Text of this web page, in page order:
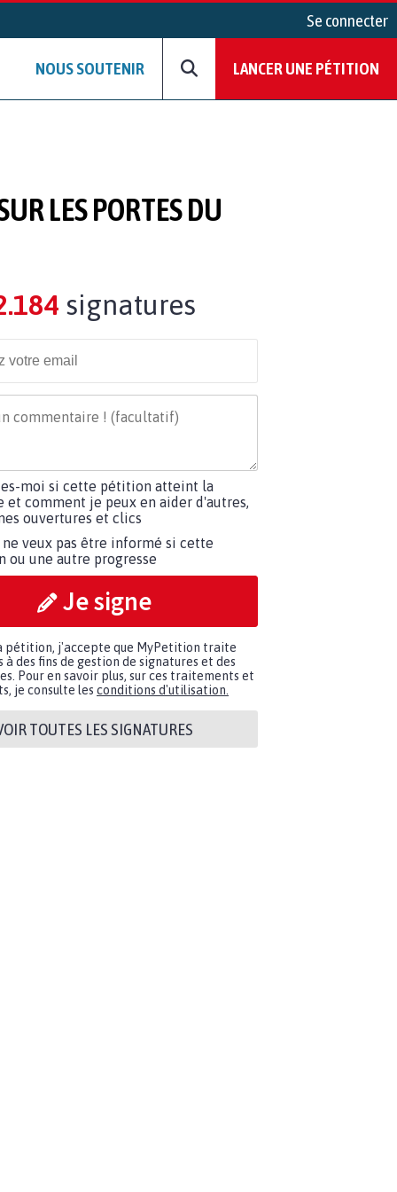
Se connecter
NOUS SOUTENIR LANCER UNE PÉTITION
LES PORTES DU
signatures
moi si cette pétition atteint la
et comment je peux en aider d'autres,
ouvertures et clics
ne veux pas être informé si cette
ou une autre progresse
Je signe
pétition, j'accepte que MyPetition traite
à des fins de gestion de signatures et des
Pour en savoir plus, sur ces traitements et
je consulte les conditions d'utilisation.
TOUTES LES SIGNATURES